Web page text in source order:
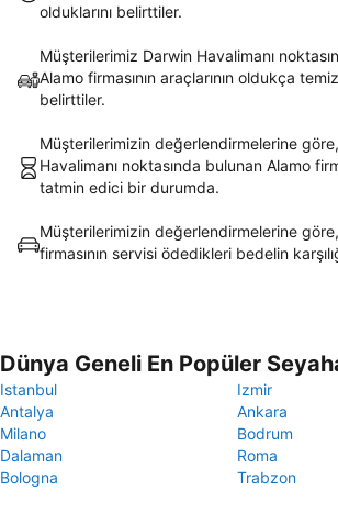
olduklarını belirttiler.
Müşterilerimiz Darwin Havalimanı
Alamo firmasının araçlarının oldukça
belirttiler.
Müşterilerimizin değerlendirmelerine
Havalimanı noktasında bulunan Alamo
tatmin edici bir durumda.
Müşterilerimizin değerlendirmelerine
firmasının servisi ödedikleri bedelin
Dünya Geneli En Popüler
Istanbul
Izmir
Antalya
Ankara
Milano
Bodrum
Dalaman
Roma
Bologna
Trabzon